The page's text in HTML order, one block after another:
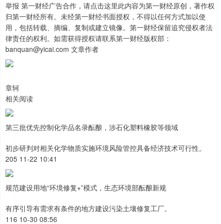
举报 第一财经广告合作，请点击这里此内容为第一财经原创，著作权
归第一财经所有。未经第一财经书面授权，不得以任何方式加以使
用，包括转载、摘编、复制或建立镜像。第一财经保留追究侵权者法
律责任的权利。如需获得授权请联系第一财经版权部：
banquan@yicai.com 文章作者
章轲
相关阅读
第三批优先控制化学品名录酝酿，涉石化塑料橡胶等领域
初步研判对相关化学物质实施环境风险管控具备经济技术可行性。
205 11-22 10:41
规范建设用地“环境修复+”模式，生态环境部酝酿新规
有序引导有需求有条件的地方建设污染土壤修复工厂。
116 10-30 08:56